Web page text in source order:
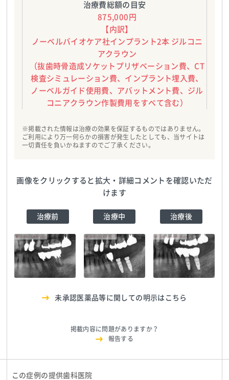
治療費総額の目安
875,000円
【内訳】
ノーベルバイオケア社インプラント2本 ジルコニ
アクラウン
（抜歯時骨造成ソケットプリザベーション費、CT
検査シミュレーション費、インプラント埋入費、
ノーベルガイド使用費、アバットメント費、ジル
コニアクラウン作製費用をすべて含む）
※掲載された情報は治療の効果を保証するものではありません。
ご利用により万一何らかの損害が発生したとしても、当サイトは
一切責任を負いかねますのでご了承ください。
画像をクリックすると拡大・詳細コメントを確認いただ
けます
治療前 治療中 治療後
赤坂クレール歯科ク
リニック
TEL:0357977970
赤坂クレール歯科ク
リニック
TEL:0357977970
赤坂クレール歯科ク
リニック
TEL:0357977970
未承認医薬品等に関しての明示はこちら
掲載内容に問題がありますか？
報告する
この症例の提供歯科医院